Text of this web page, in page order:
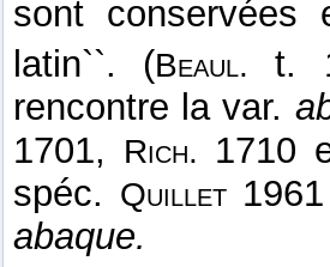
sont
latin``. (Beaul.
t.
rencontre la var.
1701,
Rich. 1710
spéc. Quillet
abaque.